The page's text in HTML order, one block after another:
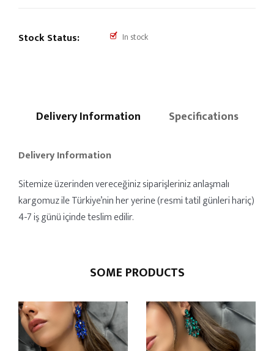
Stock Status: In stock
Delivery Information Specifications
Delivery Information
Sitemize üzerinden vereceğiniz siparişleriniz anlaşmalı
kargomuz ile Türkiye’nin her yerine (resmi tatil günleri hariç)
4-7 iş günü içinde teslim edilir.
SOME PRODUCTS